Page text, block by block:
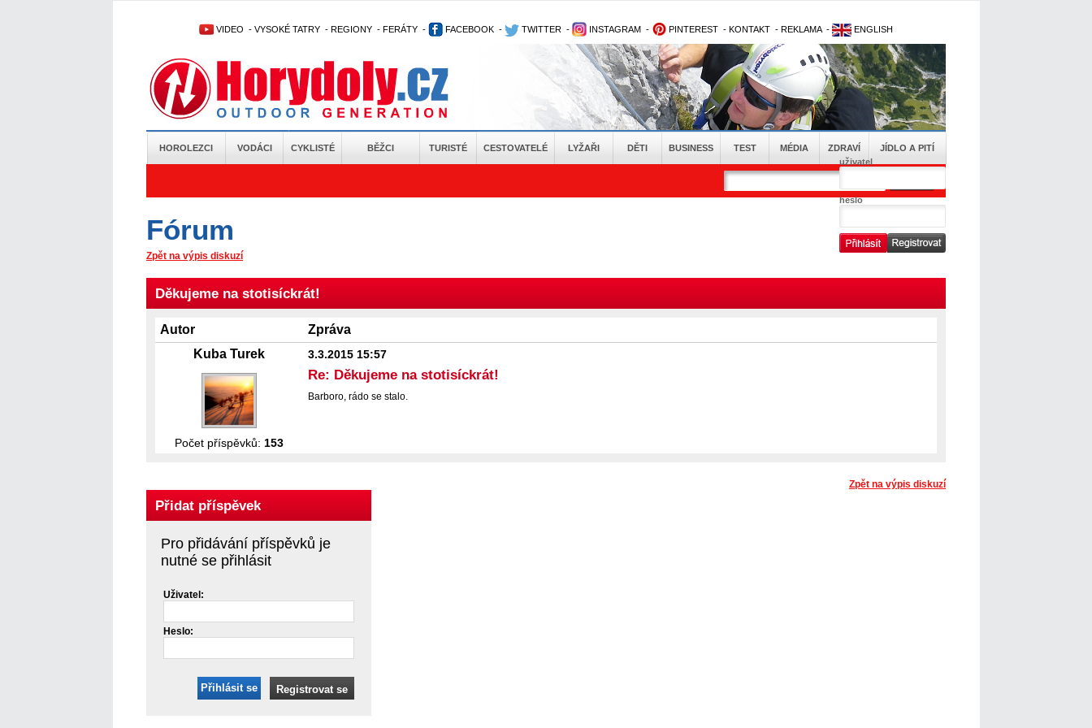
VIDEO - VYSOKÉ TATRY - REGIONY - FERÁTY - FACEBOOK - TWITTER - INSTAGRAM - PINTEREST - KONTAKT - REKLAMA - ENGLISH
HOROLEZCI VODÁCI CYKLISTÉ BĚŽCI TURISTÉ CESTOVATELÉ LYŽAŘI DĚTI BUSINESS TEST MÉDIA ZDRAVÍ
JÍDLO A PITÍ
uživatel
heslo
Fórum
Zpět na výpis diskuzí
Děkujeme na stotisíckrát!
Autor
Zpráva
Kuba Turek
3.3.2015 15:57
Re: Děkujeme na stotisíckrát!
Barboro, rádo se stalo.
Počet příspěvků: 153
Zpět na výpis diskuzí
Přidat příspěvek
Pro přidávání příspěvků je
nutné se přihlásit
Uživatel:
Heslo:
Přihlásit se Registrovat se